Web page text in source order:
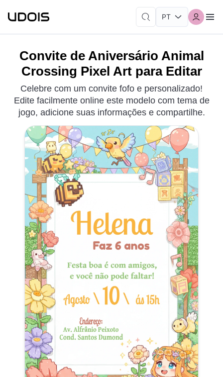
Convite de Aniversário Animal
Crossing Pixel Art para Editar
Celebre com um convite fofo e personalizado!
Edite facilmente online este modelo com tema de
jogo, adicione suas informações e compartilhe.